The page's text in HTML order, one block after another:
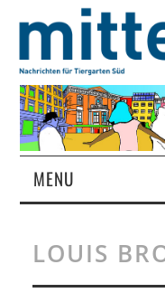
MENU
MAGAZIN
LOUIS